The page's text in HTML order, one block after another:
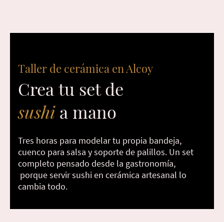
Taller de cerámica en Alcoy
Crea tu set de
sushia mano
Tres horas para modelar tu propia bandeja,
cuenco para salsa y soporte de palillos. Un set
completo pensado desde la gastronomía,
porque servir sushi en cerámica artesanal lo
cambia todo.